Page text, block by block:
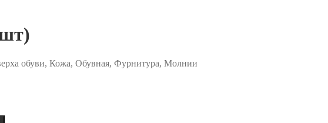
обуви, Кожа, Обувная, Фурнитура, Молнии